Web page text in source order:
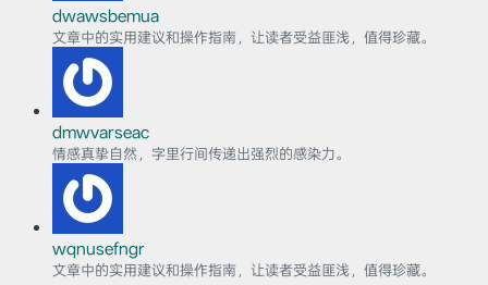
dwawsbemua
文章中的实用建议和操作指南，让读者受益匪浅，值得珍藏。
dmwvarseac
情感真挚自然，字里行间传递出强烈的感染力。
wqnusefngr
文章中的实用建议和操作指南，让读者受益匪浅，值得珍藏。